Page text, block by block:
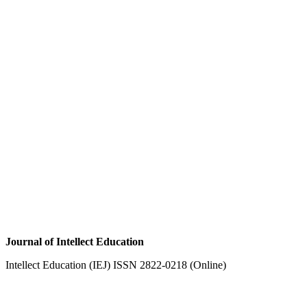
Journal of Intellect Education
Intellect Education (IEJ) ISSN 2822-0218 (Online)